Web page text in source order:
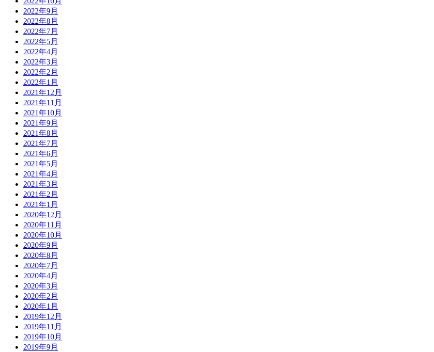
2022年9月
2022年8月
2022年7月
2022年5月
2022年4月
2022年3月
2022年2月
2022年1月
2021年12月
2021年11月
2021年10月
2021年9月
2021年8月
2021年7月
2021年6月
2021年5月
2021年4月
2021年3月
2021年2月
2021年1月
2020年12月
2020年11月
2020年10月
2020年9月
2020年8月
2020年7月
2020年4月
2020年3月
2020年2月
2020年1月
2019年12月
2019年11月
2019年10月
2019年9月